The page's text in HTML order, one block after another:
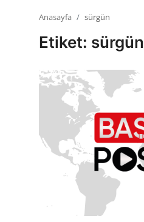
Anasayfa sürgün
Etiket: sürgün